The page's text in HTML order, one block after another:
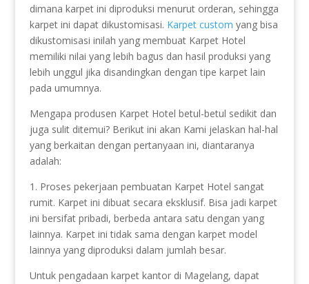
dimana karpet ini diproduksi menurut orderan, sehingga
karpet ini dapat dikustomisasi. Karpet custom yang bisa
dikustomisasi inilah yang membuat Karpet Hotel
memiliki nilai yang lebih bagus dan hasil produksi yang
lebih unggul jika disandingkan dengan tipe karpet lain
pada umumnya.
Mengapa produsen Karpet Hotel betul-betul sedikit dan
juga sulit ditemui? Berikut ini akan Kami jelaskan hal-hal
yang berkaitan dengan pertanyaan ini, diantaranya
adalah:
1. Proses pekerjaan pembuatan Karpet Hotel sangat
rumit. Karpet ini dibuat secara eksklusif. Bisa jadi karpet
ini bersifat pribadi, berbeda antara satu dengan yang
lainnya. Karpet ini tidak sama dengan karpet model
lainnya yang diproduksi dalam jumlah besar.
Untuk pengadaan karpet kantor di Magelang, dapat